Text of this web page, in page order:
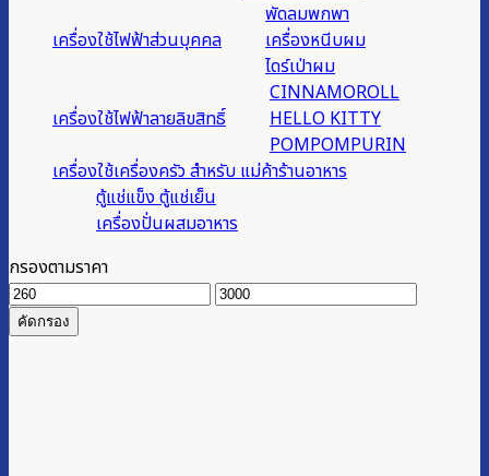
เครื่องใช้ไฟฟ้าส่วนบุคคล
พัดลมพกพา
เครื่องหนีบผม
ไดร์เป่าผม
เครื่องใช้ไฟฟ้าลายลิขสิทธิ์
CINNAMOROLL
HELLO KITTY
POMPOMPURIN
เครื่องใช้เครื่องครัว สำหรับ แม่ค้าร้านอาหาร
ตู้แช่แข็ง ตู้แช่เย็น
เครื่องปั่นผสมอาหาร
กรองตามราคา
ราคา
ต่ำ
สุด
ราคา
คัดกรอง